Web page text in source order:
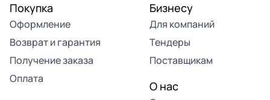
Покупка
Оформление
Возврат и гарантия
Получение заказа
Оплата
Бизнесу
Для компаний
Тендеры
Поставщикам
О нас